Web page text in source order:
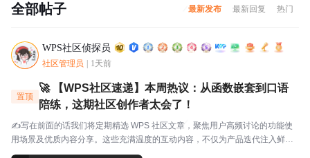
全部帖子 最新发布 最新回复 热门
WPS社区侦探员
社区管理员 1天前
置顶
🚀 【WPS社区速递】本周热议：从函数嵌套到口语
陪练，这期社区创作者太会了！
✍️写在前面的话我们将定期精选 WPS 社区文章，聚焦用户高频讨论的功能使
用场景及优质内容分享。这些充满温度的互动内容，不仅为产品迭代注入鲜活
灵感，更搭建起官方与用户的双向沟通桥梁，每一份分享都值得被看见与珍